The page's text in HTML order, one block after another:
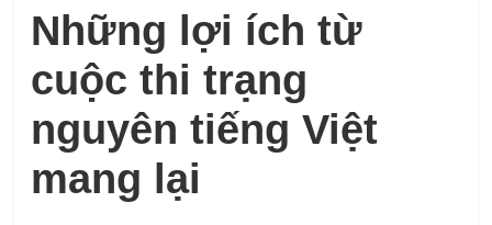
Những lợi ích từ
cuộc thi trạng
nguyên tiếng Việt
mang lại